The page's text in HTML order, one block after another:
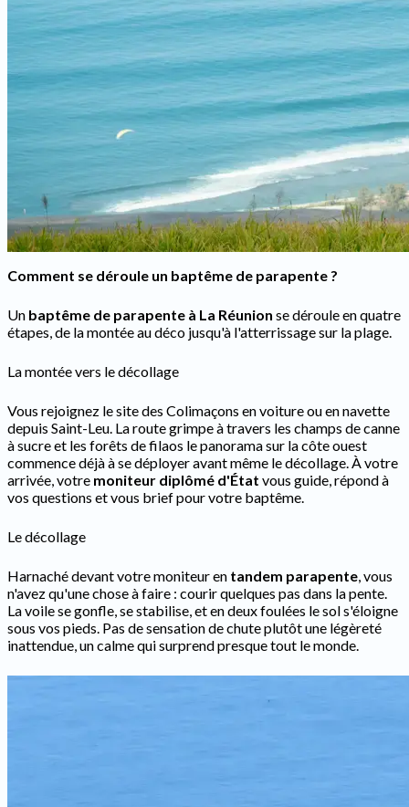
Comment se déroule un baptême de parapente ?
Un baptême de parapente à La Réunion se déroule en quatre
étapes, de la montée au déco jusqu'à l'atterrissage sur la plage.
La montée vers le décollage
Vous rejoignez le site des Colimaçons en voiture ou en navette
depuis Saint-Leu. La route grimpe à travers les champs de canne
à sucre et les forêts de filaos le panorama sur la côte ouest
commence déjà à se déployer avant même le décollage. À votre
arrivée, votre moniteur diplômé d'État vous guide, répond à
vos questions et vous brief pour votre baptême.
Le décollage
Harnaché devant votre moniteur en tandem parapente, vous
n'avez qu'une chose à faire : courir quelques pas dans la pente.
La voile se gonfle, se stabilise, et en deux foulées le sol s'éloigne
sous vos pieds. Pas de sensation de chute plutôt une légèreté
inattendue, un calme qui surprend presque tout le monde.